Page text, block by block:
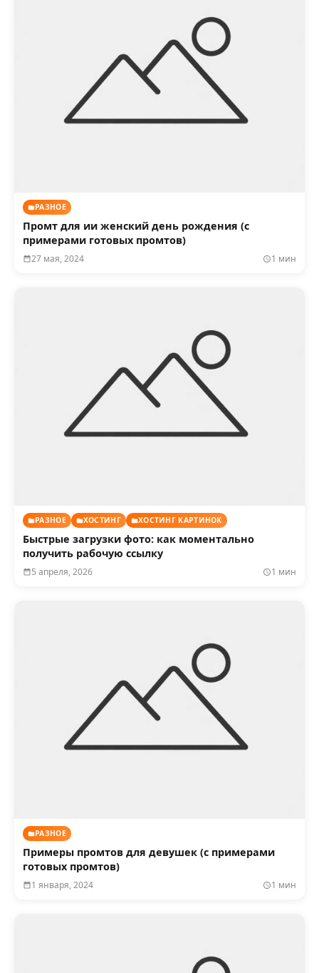
РАЗНОЕ
Промт для ии женский день рождения (с
примерами готовых промтов)
27 мая, 2024 1 мин
РАЗНОЕ ХОСТИНГ ХОСТИНГ КАРТИНОК
Быстрые загрузки фото: как моментально
получить рабочую ссылку
5 апреля, 2026 1 мин
РАЗНОЕ
Примеры промтов для девушек (с примерами
готовых промтов)
1 января, 2024 1 мин